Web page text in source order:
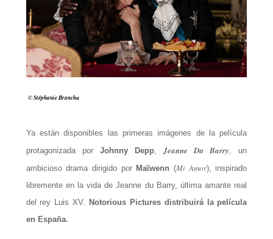
© Stéphanie Branchu
Ya están disponibles las primeras imágenes de la película
protagonizada por Johnny Depp, Jeanne Du Barry , un
ambicioso drama dirigido por Maïwenn (Mi Amor), inspirado
libremente en la vida de Jeanne du Barry, última amante real
del rey Luis XV.
Notorious Pictures distribuirá la película
en España.